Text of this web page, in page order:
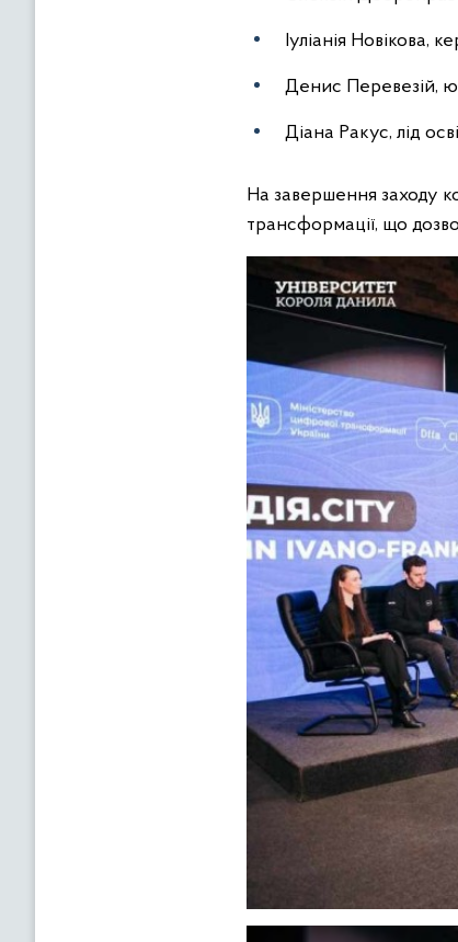
Іуліанія Новікова,
Денис Перевезій,
Діана Ракус, лід
На завершення заходу
трансформації, що